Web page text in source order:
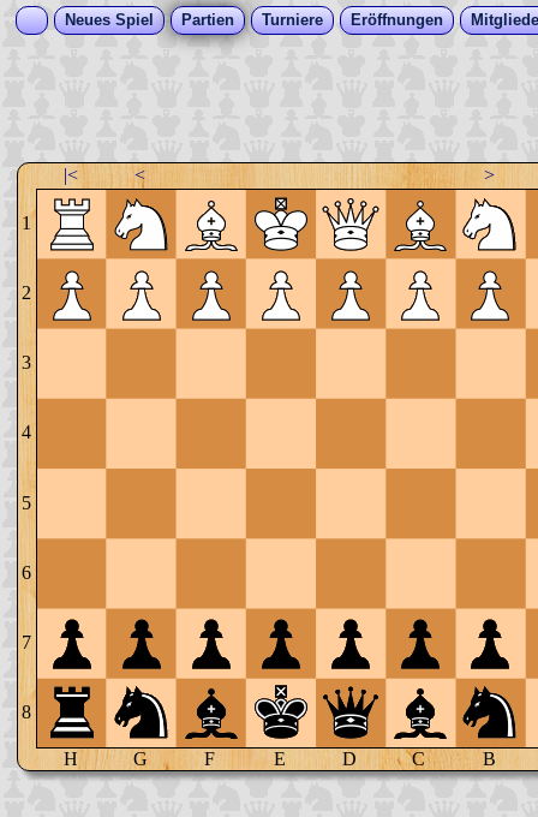
Neues Spiel Partien Turniere Eröffnungen
|< < >
1
2
3
4
5
6
7
8
H G F E D C B